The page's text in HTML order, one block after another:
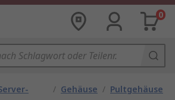
0
/ Gehäuse / Pultgehäuse